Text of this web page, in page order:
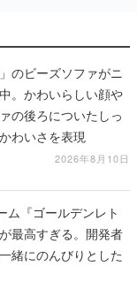
のビーズソファがニ
。かわいらしい顔や
の後ろについたしっ
わいさを表現
2026年8月10日
ム『ゴールデンレト
最高すぎる。開発者
緒にのんびりとした